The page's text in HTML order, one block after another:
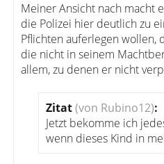
Meiner Ansicht nach macht
die Polizei hier deutlich zu
Pflichten auferlegen wollen,
die nicht in seinem
allem, zu denen er nicht
Zitat(von Rubino12):
Jetzt bekomme ich
wenn dieses Kind in